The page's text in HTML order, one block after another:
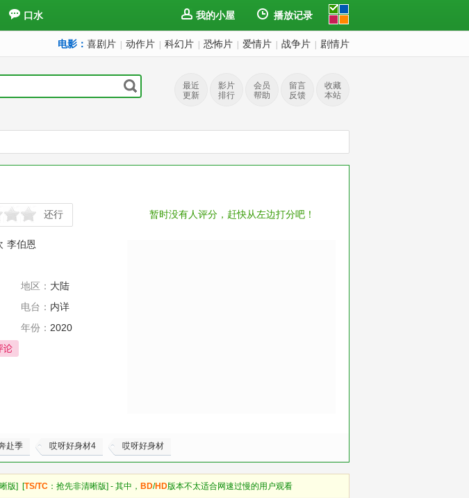
口水 我的小屋 播放记录
电影： 喜剧片 动作片 科幻片 恐怖片 爱情片 战争片 剧情片
最近
更新
影片
排行
会员
帮助
留言
反馈
收藏
本站
暂时没有人评分，赶快从左边打分吧！
还行
李伯恩
地区： 大陆
电台： 内详
年份： 2020
赴季 哎呀好身材4 哎呀好身材
版] [TS/TC ：抢先非清晰版] - 其中， BD/HD版本不太适合网速过慢的用户观看